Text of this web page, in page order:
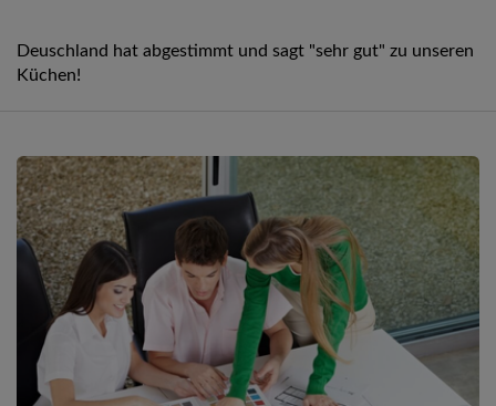
Deuschland hat abgestimmt und sagt "sehr gut" zu unseren
Küchen!